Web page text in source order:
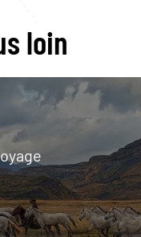
loin